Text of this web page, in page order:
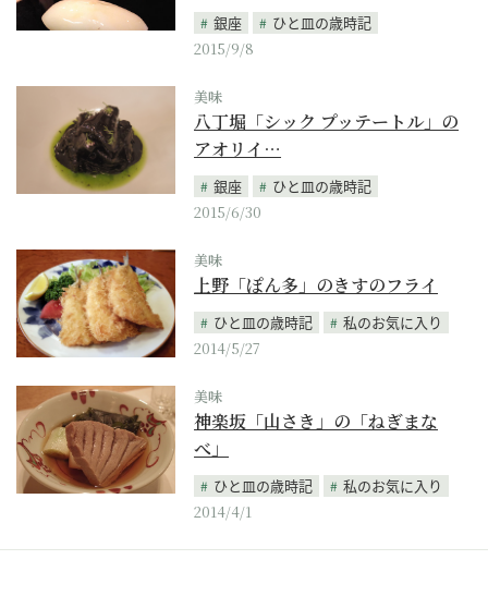
銀座
ひと皿の歳時記
2015/9/8
美味
八丁堀「シック プッテートル」の
アオリイ…
銀座
ひと皿の歳時記
2015/6/30
美味
上野「ぽん多」のきすのフライ
ひと皿の歳時記
私のお気に入り
2014/5/27
美味
神楽坂「山さき」の「ねぎまな
べ」
ひと皿の歳時記
私のお気に入り
2014/4/1